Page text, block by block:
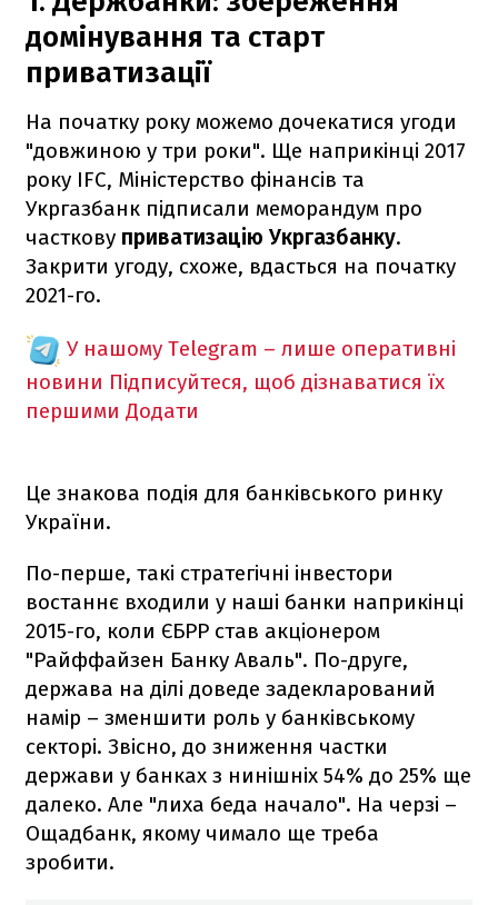
домінування та старт
приватизації
На початку року можемо дочекатися угоди
"довжиною у три роки". Ще наприкінці 2017
року IFC, Міністерство фінансів та
Укргазбанк підписали меморандум про
часткову приватизацію Укргазбанку.
Закрити угоду, схоже, вдасться на початку
2021-го.
У нашому Telegram – лише оперативні
новини Підписуйтеся, щоб дізнаватися їх
першими Додати
Це знакова подія для банківського ринку
України.
По-перше, такі стратегічні інвестори
востаннє входили у наші банки наприкінці
2015-го, коли ЄБРР став акціонером
"Райффайзен Банку Аваль". По-друге,
держава на ділі доведе задекларований
намір – зменшити роль у банківському
секторі. Звісно, до зниження частки
держави у банках з нинішніх 54% до 25% ще
далеко. Але "лиха беда начало". На черзі –
Ощадбанк, якому чимало ще треба
зробити.